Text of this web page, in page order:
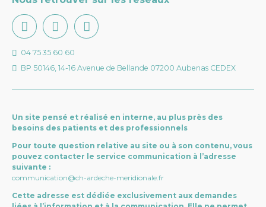
04 75 35 60 60
BP 50146, 14-16 Avenue de Bellande 07200 Aubenas CEDEX
Un site pensé et réalisé en interne, au plus près des
besoins des patients et des professionnels
Pour toute question relative au site ou à son contenu, vous
pouvez contacter le service communication à l’adresse
suivante :
communication@ch-ardeche-meridionale.fr
Cette adresse est dédiée exclusivement aux demandes